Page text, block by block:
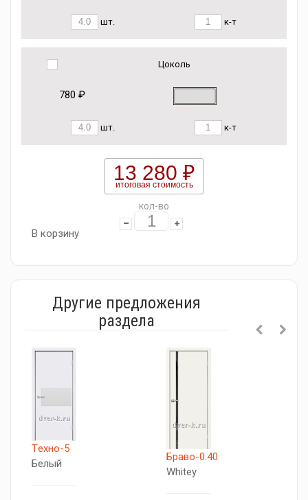
шт. к-т
Цоколь
780 ₽
шт. к-т
13 280 ₽
итоговая стоимость
кол-во
В корзину
Другие предложения
раздела
Tехно-5
Белый
Браво-0.40
Whitey